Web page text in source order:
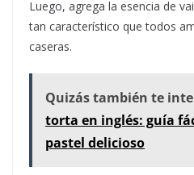
Luego, agrega la esencia de
tan característico que todos
caseras.
Quizás también te
torta en inglés: guía
pastel delicioso